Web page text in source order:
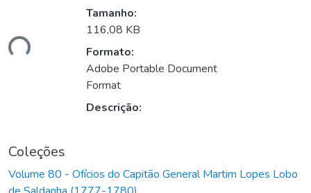
Tamanho:
116,08 KB
Formato:
Adobe Portable Document
Format
Descrição:
Coleções
Volume 80 - Ofícios do Capitão General Martim Lopes Lobo